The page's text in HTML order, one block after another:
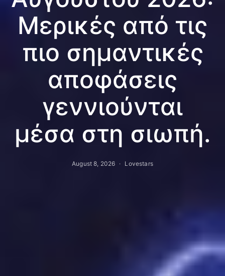
Μερικές από τις
πιο σημαντικές
αποφάσεις
γεννιούνται
μέσα στη σιωπή.
August 8, 2026 Lovestars